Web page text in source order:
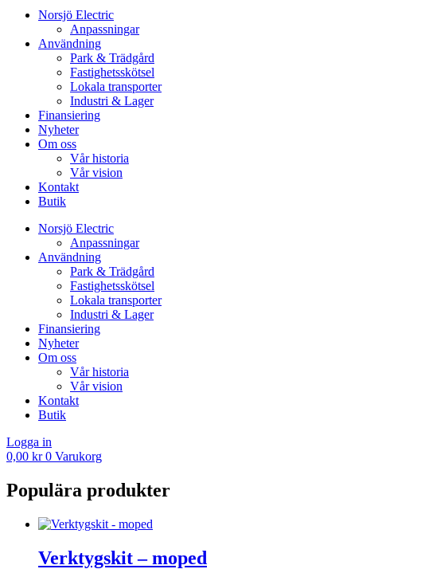
Norsjö Electric
Anpassningar
Användning
Park & Trädgård
Fastighetsskötsel
Lokala transporter
Industri & Lager
Finansiering
Nyheter
Om oss
Vår historia
Vår vision
Kontakt
Butik
Norsjö Electric
Anpassningar
Användning
Park & Trädgård
Fastighetsskötsel
Lokala transporter
Industri & Lager
Finansiering
Nyheter
Om oss
Vår historia
Vår vision
Kontakt
Butik
Logga in
0,00 kr 0 Varukorg
Populära produkter
Verktygskit – moped